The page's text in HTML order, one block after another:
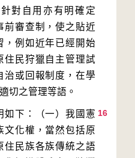
對自用亦有明確定
前審查制，使之貼近
，例如近年已經開始
住民狩獵自主管理試
治或回報制度，在學
16
下：（一）我國憲
文化權，當然包括原
住民族各族傳統之語